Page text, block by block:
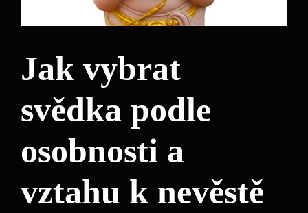
Jak vybrat
svědka podle
osobnosti a
vztahu k nevěstě